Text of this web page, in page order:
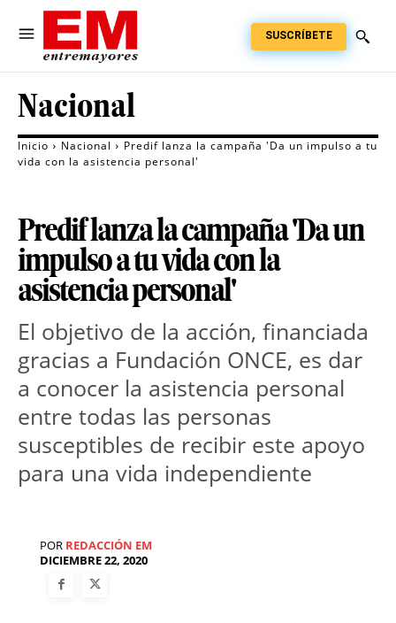
SUSCRÍBETE
Nacional
Inicio Nacional
Predif lanza la campaña 'Da un impulso a tu
vida con la asistencia personal'
Predif lanza la campaña 'Da un
impulso a tu vida con la
asistencia personal'
El objetivo de la acción, financiada
gracias a Fundación ONCE, es dar
a conocer la asistencia personal
entre todas las personas
susceptibles de recibir este apoyo
para una vida independiente
POR REDACCIÓN EM
DICIEMBRE 22, 2020